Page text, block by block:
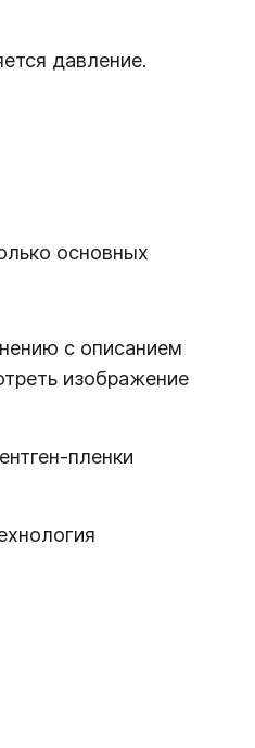
давление.
основных
с описанием
изображение
пленки